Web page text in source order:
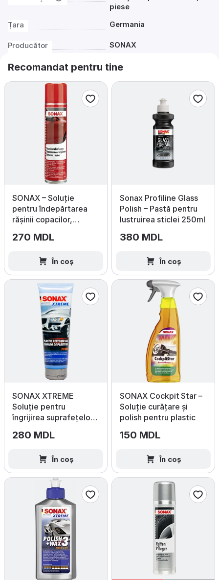
piese
Țara
Germania
Producător SONAX
Recomandat pentru tine
SONAX – Soluție
pentru îndepărtarea
rășinii copacilor,
270 MDL
În coș
Sonax Profiline Glass
Polish – Pastă pentru
lustruirea sticlei 250ml
380 MDL
În coș
SONAX XTREME
Soluție pentru
îngrijirea suprafețelor
250 ml
280 MDL
În coș
SONAX Cockpit Star –
Soluție curățare și
polish pentru plastic
150 MDL
În coș